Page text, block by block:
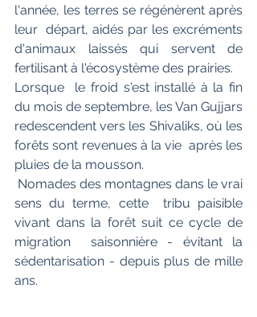
l'année, les terres se régénèrent après
leur  départ, aidés par les excréments
d'animaux laissés qui servent de
fertilisant à l'écosystème des prairies.
Lorsque  le froid s'est installé à la fin
du mois de septembre, les Van Gujjars
redescendent vers les Shivaliks, où les
forêts sont revenues à la vie  après les
pluies de la mousson.
sens du terme, cette  tribu paisible
vivant dans la forêt suit ce cycle de
migration  saisonnière - évitant la
sédentarisation - depuis plus de mille
ans.